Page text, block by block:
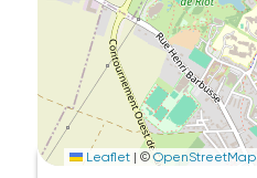
Leaflet | ©OpenStreetMap